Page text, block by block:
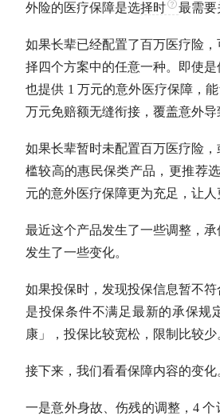
外险的医疗保障是选择时 最需要
如果长辈已经配置了百万医疗险
择四个方案中的任意一种。即使是
也提供 1 万元的意外医疗保障，
万元免赔额无缝衔接，覆盖意外导
如果长辈暂时未配置百万医疗险
槛较高的惠民保类产品，更推荐
元的意外医疗保障更为充足，让人
最近这个产品发生了一些调整，
发生了一些变化。
如果投保时，发现投保信息暂不
是投保条件不满足最新的承保规
康」，投保比较宽松，限制比较少
接下来，我们看看保障内容的变化
一是意外身故、伤残的调整，4 个